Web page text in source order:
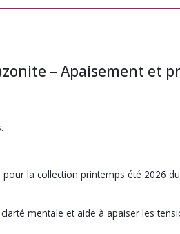
– Apaisement et
la collection printemps été 2026 du
mentale et aide à apaiser les